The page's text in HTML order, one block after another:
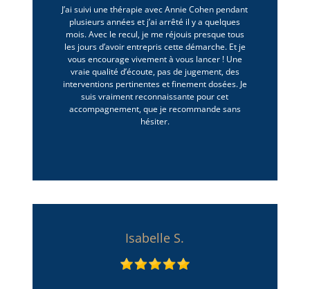
J’ai suivi une thérapie avec Annie Cohen pendant
plusieurs années et j’ai arrêté il y a quelques
mois. Avec le recul, je me réjouis presque tous
les jours d’avoir entrepris cette démarche. Et je
vous encourage vivement à vous lancer ! Une
vraie qualité d’écoute, pas de jugement, des
interventions pertinentes et finement dosées. Je
suis vraiment reconnaissante pour cet
accompagnement, que je recommande sans
hésiter.
Isabelle S.